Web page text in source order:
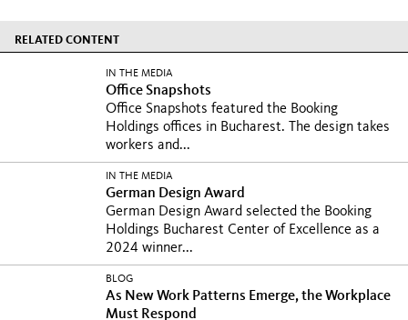
RELATED CONTENT
IN THE MEDIA
Office Snapshots
Office Snapshots featured the Booking
Holdings offices in Bucharest. The design takes
workers and...
IN THE MEDIA
German Design Award
German Design Award selected the Booking
Holdings Bucharest Center of Excellence as a
2024 winner...
BLOG
As New Work Patterns Emerge, the Workplace
Must Respond